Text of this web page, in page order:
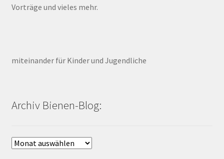
Vorträge und vieles mehr.
miteinander für Kinder und Jugendliche
Archiv Bienen-Blog:
Archiv